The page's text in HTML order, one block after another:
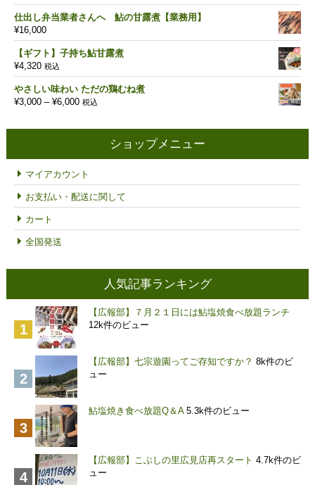
の
価
は
¥18,000
で
し
た。
在
の
格
は
す。
仕出し弁当業者さんへ 鮎の甘露煮【業務用】
¥16,000
【ギフト】子持ち鮎甘露煮
¥4,320 税込
やさしい味わい ただの鶏むね煮
¥3,000 – ¥6,000価
帯:
税込
ショップメニュー
マイアカウント
お支払い・配送に関して
カート
全国発送
人気記事ランキング
【広報部】７月２１日には鮎塩焼食べ放題ランチ
12k件のビュー
【広報部】七宗遊園ってご存知ですか？ 8k件のビ
ュー
鮎塩焼き食べ放題Q＆A 5.3k件のビュー
【広報部】こぶしの里広見店再スタート 4.7k件のビ
ュー